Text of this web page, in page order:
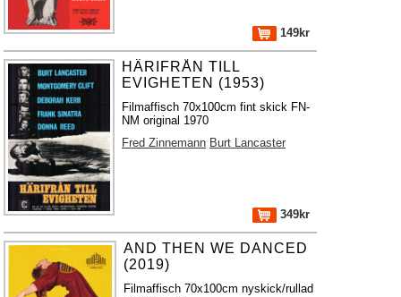
149kr
HÄRIFRÅN TILL
EVIGHETEN (1953)
Filmaffisch 70x100cm fint skick FN-
NM original 1970
Fred Zinnemann Burt Lancaster
349kr
AND THEN WE DANCED
(2019)
Filmaffisch 70x100cm nyskick/rullad